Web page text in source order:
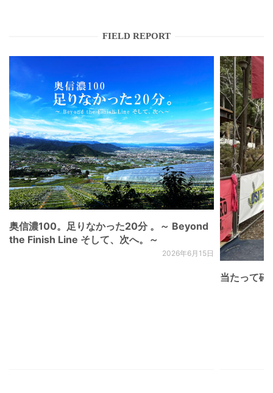
FIELD REPORT
奥信濃100。足りなかった20分 。～ Beyond
the Finish Line そして、次へ。～
2026年6月15日
当たって砕